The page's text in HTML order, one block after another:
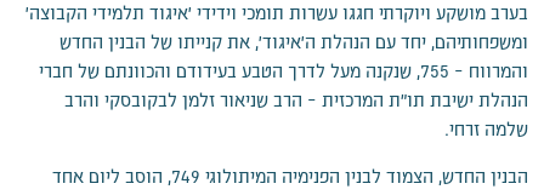
בערב מושקע ויוקרתי חגגו עשרות תומכי וידידי 'איגוד תלמידי הקבוצה'
ומשפחותיהם, יחד עם הנהלת ה'איגוד', את קנייתו של הבנין החדש
והמרווח – 755, שנקנה מעל לדרך הטבע בעידודם והכוונתם של חברי
הנהלת ישיבת תו"ת המרכזית – הרב שניאור זלמן לבקובסקי והרב
שלמה זרחי.
הבנין החדש, הצמוד לבנין הפנימיה המיתולוגי 749, הוסב ליום אחד